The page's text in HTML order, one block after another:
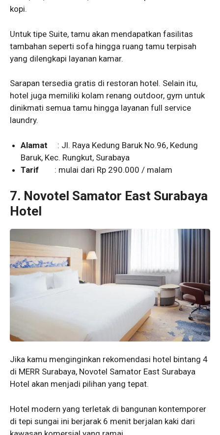
kopi.
Untuk tipe Suite, tamu akan mendapatkan fasilitas
tambahan seperti sofa hingga ruang tamu terpisah
yang dilengkapi layanan kamar.
Sarapan tersedia gratis di restoran hotel. Selain itu,
hotel juga memiliki kolam renang outdoor, gym untuk
dinikmati semua tamu hingga layanan full service
laundry.
Alamat : Jl. Raya Kedung Baruk No.96, Kedung
Baruk, Kec. Rungkut, Surabaya
Tarif : mulai dari Rp 290.000 / malam
7. Novotel Samator East Surabaya
Hotel
Jika kamu menginginkan rekomendasi hotel bintang 4
di MERR Surabaya, Novotel Samator East Surabaya
Hotel akan menjadi pilihan yang tepat.
Hotel modern yang terletak di bangunan kontemporer
di tepi sungai ini berjarak 6 menit berjalan kaki dari